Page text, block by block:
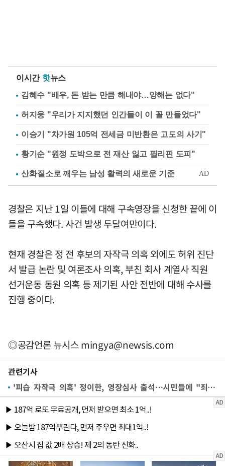
이시간 핫뉴스
김혜수 "배우, 돈 받는 만큼 해내야…양해는 없다"
허지웅 "우리가 지지했던 인간들이 이 꼴 만들었다"
이승기 "차가원 105억 전세금 미반환은 고도의 사기"
황기순 "원정 도박으로 전 재산 잃고 필리핀 도피"
경찰은 지난 1일 이들에 대해 구속영장을 신청한 끝에 이
들을 구속했다. 사건 발생 두달여만이다.
현재 경찰은 정 전 후보의 자작극 의혹 외에도 허위 진단
서 발급 논란 및 여론조사 의혹, 부친 회사 계열사 직원
선거운동 동원 의혹 등 제기된 사안 전반에 대해 수사를
진행 중이다.
◎공감언론 뉴시스mingya@newsis.com
관련기사
'피습 자작극 의혹' 정이한, 영장심사 출석…시민들에 "죄송하다"